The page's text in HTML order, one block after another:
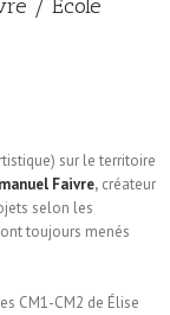
/ École
sur le territoire
Faivre, créateur
selon les
toujours menés
CM1-CM2 de Élise